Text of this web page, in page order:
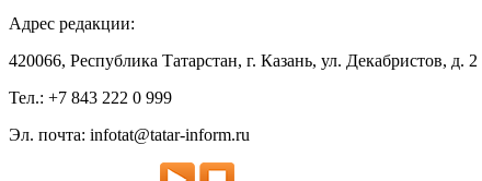
Адрес редакции:
420066, Республика Татарстан, г. Казань, ул. Декабристов, д. 2
Тел.: +7 843 222 0 999
Эл. почта: infotat@tatar-inform.ru